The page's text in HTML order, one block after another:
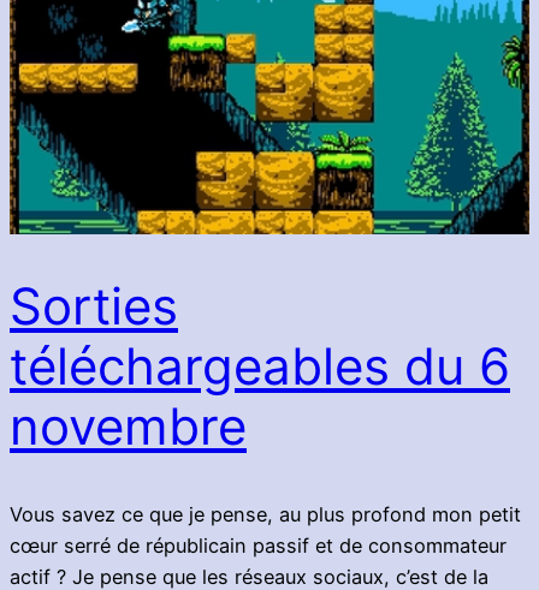
Sorties
téléchargeables du 6
novembre
Vous savez ce que je pense, au plus profond mon petit
cœur serré de républicain passif et de consommateur
actif ? Je pense que les réseaux sociaux, c’est de la